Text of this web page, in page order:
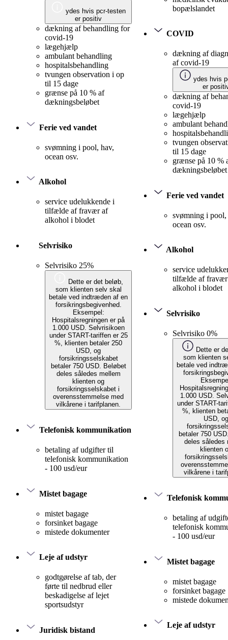
ydes hvis pcr-testen
er positiv
dækning af behandling for
covid-19
lægehjælp
ambulant behandling
hospitalsbehandling
tvungen observation i op
til 15 dage
grænse på 10 % af
dækningsbeløbet
Ferie ved vandet
svømning i pool, hav,
ocean osv.
Alkohol
service udelukkende i
tilfælde af fravær af
alkohol i blodet
Selvrisiko
Selvrisiko 25%
Dette er det beløb,
som klienten selv skal
betale ved indtræden af en
forsikringsbegivenhed.
Eksempel:
Hospitalsregningen er på
1.000 USD. Selvrisikoen
under START-tariffen er 25
%, klienten betaler 250
USD, og
forsikringsselskabet
betaler 750 USD. Beløbet
deles således mellem
klienten og
forsikringsselskabet i
overensstemmelse med
vilkårene i tarifplanen.
Telefonisk kommunikation
betaling af udgifter til
telefonisk kommunikation
- 100 usd/eur
Mistet bagage
mistet bagage
forsinket bagage
mistede dokumenter
Leje af udstyr
godtgørelse af tab, der
førte til nedbrud eller
beskadigelse af lejet
sportsudstyr
Juridisk bistand
bopælslandet
COVID
dækning af
af covid-19
ydes hvis
er
dækning af
covid-19
lægehjælp
ambulant
tvungen
til 15 dage
grænse på 10 %
dækningsbeløbet
Ferie ved vandet
svømning i pool,
ocean osv.
Alkohol
service
tilfælde af
alkohol i blodet
Selvrisiko
Selvrisiko 0%
Dette er
som klienten
betale ved
1.000 USD.
under START-
%, klienten
USD, og
betaler 750
deles således
klienten
vilkårene i
Telefonisk
betaling af
telefonisk
- 100 usd/eur
Mistet bagage
mistet bagage
forsinket bagage
mistede
Leje af udstyr